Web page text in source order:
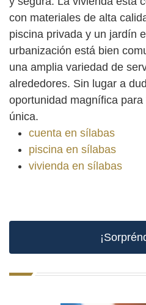
con materiales de alta
piscina privada y un jardín
urbanización está bien
una amplia variedad de
alrededores. Sin lugar a
oportunidad magnífica
única.
cuenta en sílabas
piscina en sílabas
vivienda en sílabas